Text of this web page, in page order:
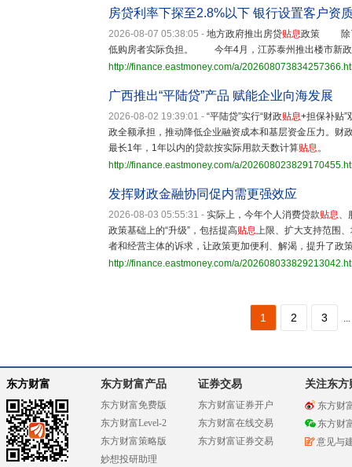
房贷利率下探至2.8%以下 银行设置客户资
2026-08-07 05:38:05 - 地方政府推出房贷贴息政策 除了
低购房者实际负担。 今年4月，江苏泰州推出楼市新政
http://finance.eastmoney.com/a/
广西推出“平陆贷”产品 赋能企业向海发展
2026-08-02 19:39:01 - “平陆贷”实行“财政贴息+担保补贴”
政全额承担，推动降低企业融资成本和基层资金压力。财
最长1年，1年以内的贷款按实际用款天数计算贴息。
http://finance.eastmoney.com/a/
发挥财政金融协同促内需更强效应
2026-08-03 05:55:31 - 实际上，今年个人消费贷款贴息、
政策基础上的“升级”，包括提高贴息上限、扩大支持范围
者和经营主体的诉求，让政策更加便利、解渴，提升了政
http://finance.eastmoney.com/a/
1 2 3 ...
东方财富 东方财富产品
东方财富免费版
东方财富Level-2
东方财富策略版
妙想投研助理
证券交易
东方财富证券开户
东方财富在线交易
东方财富证券交易
关注东方
东方财
东方财
意见与